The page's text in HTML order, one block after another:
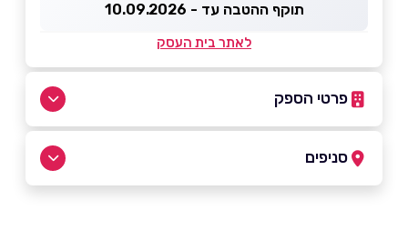
תוקף ההטבה עד - 10.09.2026
לאתר בית העסק
פרטי הספק
באתר
סניפים